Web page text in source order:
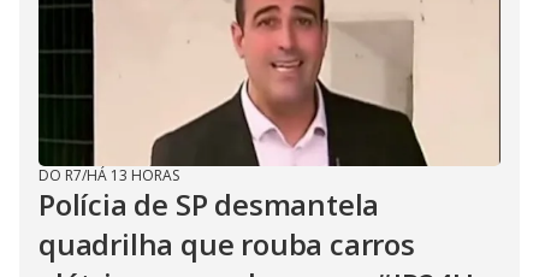
DO R7/HÁ 13 HORAS
Polícia de SP desmantela
quadrilha que rouba carros